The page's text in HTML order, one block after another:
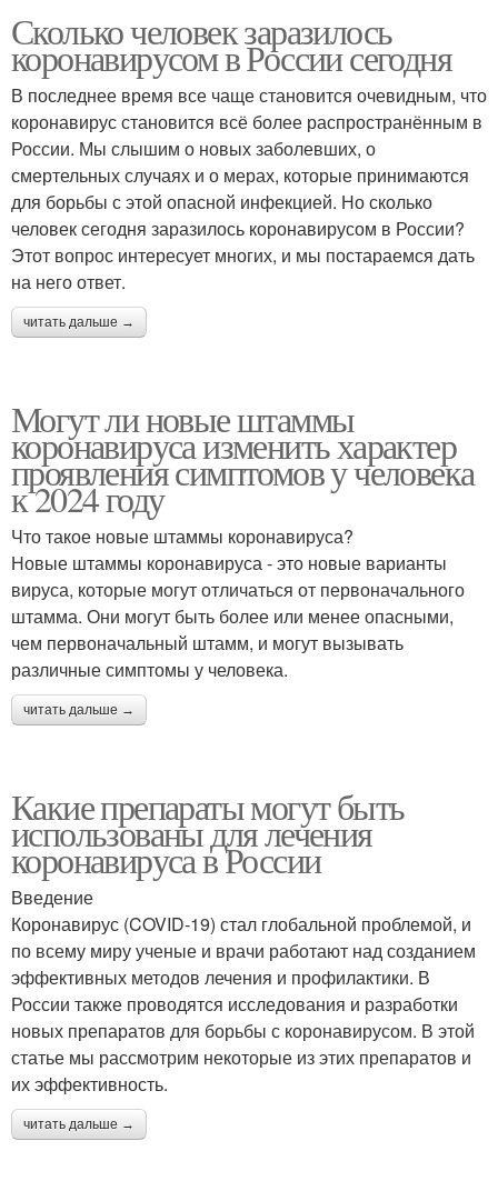
Сколько человек заразилось
коронавирусом в России сегодня
В последнее время все чаще становится очевидным, что
коронавирус становится всё более распространённым в
России. Мы слышим о новых заболевших, о
смертельных случаях и о мерах, которые принимаются
для борьбы с этой опасной инфекцией. Но сколько
человек сегодня заразилось коронавирусом в России?
Этот вопрос интересует многих, и мы постараемся дать
на него ответ.
читать дальше →
Могут ли новые штаммы
коронавируса изменить характер
проявления симптомов у человека
к 2024 году
Что такое новые штаммы коронавируса?
Новые штаммы коронавируса - это новые варианты
вируса, которые могут отличаться от первоначального
штамма. Они могут быть более или менее опасными,
чем первоначальный штамм, и могут вызывать
различные симптомы у человека.
читать дальше →
Какие препараты могут быть
использованы для лечения
коронавируса в России
Введение
Коронавирус (COVID-19) стал глобальной проблемой, и
по всему миру ученые и врачи работают над созданием
эффективных методов лечения и профилактики. В
России также проводятся исследования и разработки
новых препаратов для борьбы с коронавирусом. В этой
статье мы рассмотрим некоторые из этих препаратов и
их эффективность.
читать дальше →